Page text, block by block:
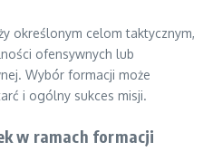
określonym celom taktycznym,
ofensywnych lub
Wybór formacji może
i ogólny sukces misji.
w ramach formacji